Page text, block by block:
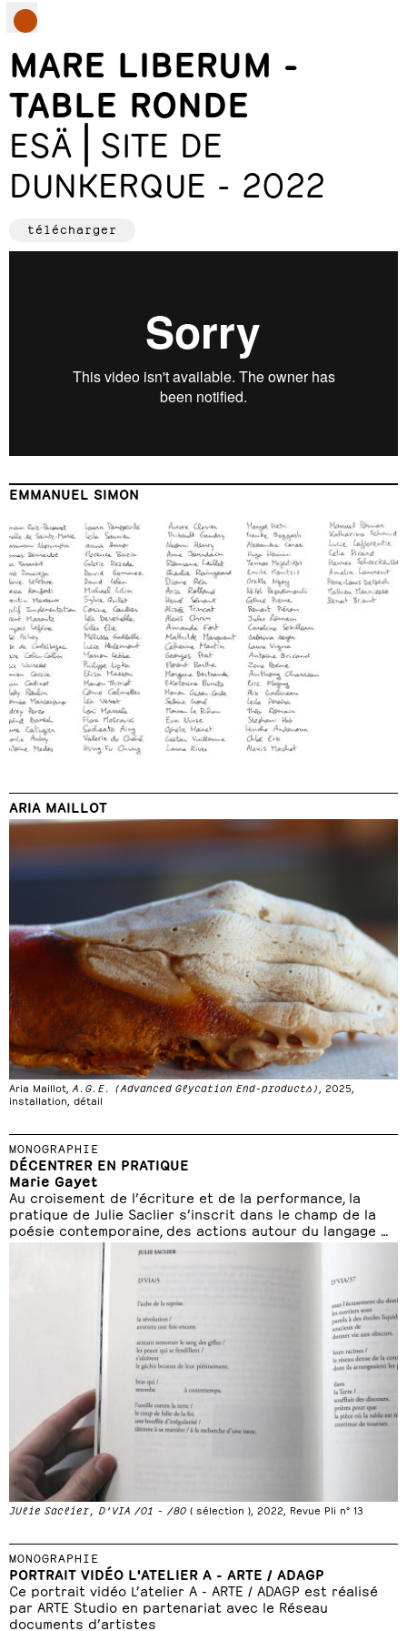
MARE LIBERUM -
TABLE RONDE
ESÄ⎪SITE DE
DUNKERQUE - 2022
télécharger
EMMANUEL SIMON
ARIA MAILLOT
Aria Maillot, A.G.E. (Advanced Glycation End-products)
, 2025,
installation, détail
MONOGRAPHIE
DÉCENTRER EN PRATIQUE
Marie Gayet
Au croisement de l’écriture et de la performance, la
pratique de Julie Saclier s’inscrit dans le champ de la
poésie contemporaine, des actions autour du langage …
JUlie Saclier, D’VIA /01 - /80 ( sélection ), 2022, Revue Pli n° 13
MONOGRAPHIE
PORTRAIT VIDÉO L'ATELIER A - ARTE / ADAGP
Ce portrait vidéo L’atelier A - ARTE / ADAGP est réalisé
par ARTE Studio en partenariat avec le Réseau
documents d’artistes